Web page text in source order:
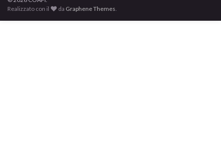
Realizzato con il
da Graphene Themes.